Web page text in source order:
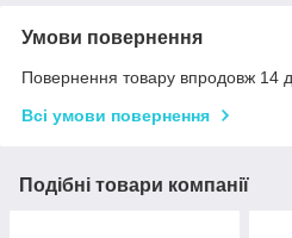
Умови повернення
Повернення товару впродовж 14
Всі умови повернення
Подібні товари компанії